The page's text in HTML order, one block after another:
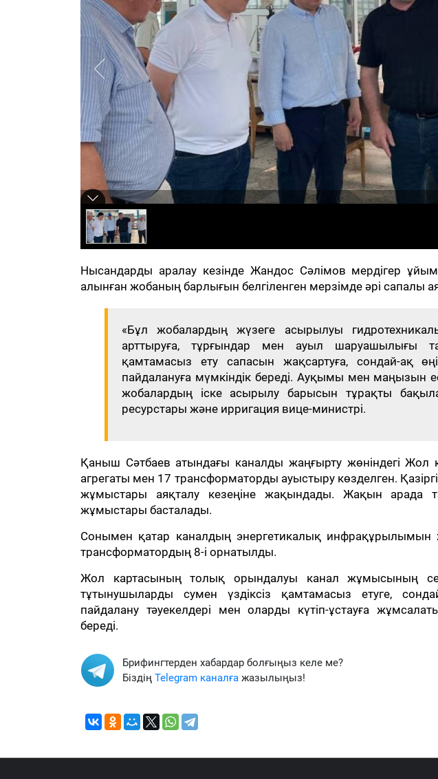
Нысандарды аралау кезінде Жандос Сәлімов мердігер
алынған жобаның барлығын белгіленген мерзімде әрі сапалы
«Бұл жобалардың жүзеге асырылуы
арттыруға, тұрғындар мен ауыл шаруашылығы
қамтамасыз ету сапасын жақсартуға, сондай-ақ
пайдалануға мүмкіндік береді. Ауқымы мен маңызын
жобалардың іске асырылу барысын тұрақты
ресурстары және ирригация вице-министрі.
Қаныш Сәтбаев атындағы каналды жаңғырту жөніндегі Жол
агрегаты мен 17 трансформаторды ауыстыру көзделген.
жұмыстары аяқталу кезеңіне жақындады. Жақын арада
жұмыстары басталады.
Сонымен қатар каналдың энергетикалық инфрақұрылымын
трансформатордың 8-і орнатылды.
Жол картасының толық орындалуы канал жұмысының
тұтынушыларды сумен үздіксіз қамтамасыз етуге,
пайдалану тәуекелдері мен оларды күтіп-ұстауға
береді.
Брифингтерден хабардар болғыңыз келе ме?
Біздің Telegram каналға жазылыңыз!